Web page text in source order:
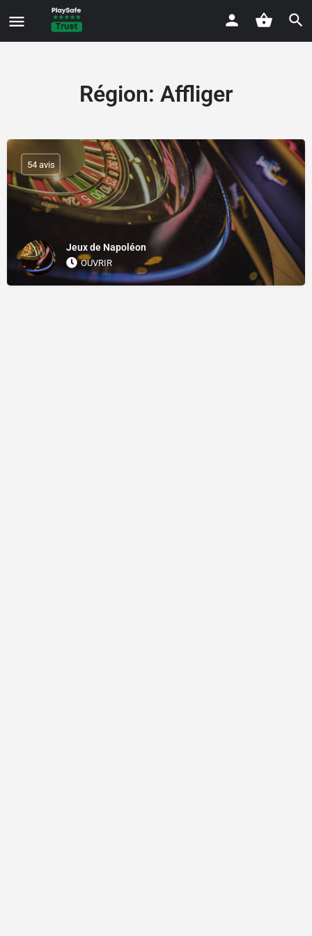
Région: Affliger
Jeux de Napoléon
OUVRIR
54 avis